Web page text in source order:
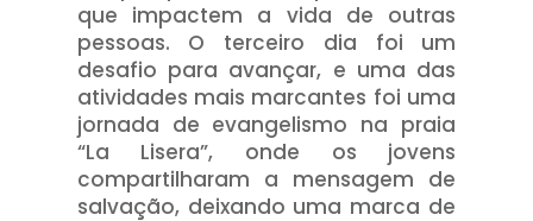
que impactem a vida de outras
pessoas. O terceiro dia foi um
desafio para avançar, e uma das
atividades mais marcantes foi uma
jornada de evangelismo na praia
“La Lisera”, onde os jovens
compartilharam a mensagem de
salvação, deixando uma marca de